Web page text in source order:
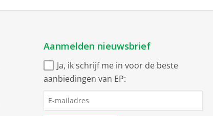
Aanmelden nieuwsbrief
Ja, ik schrijf me in voor de beste
aanbiedingen van EP: